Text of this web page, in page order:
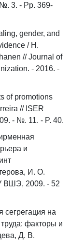
3. - Pp. 369-
gender, and
/ H.
// Journal of
- 2016. -
of promotions
// ISER
- №. 11. - P. 40.
и
И. О.
ВШЭ, 2009. - 52
на
факторы и
Д. В.